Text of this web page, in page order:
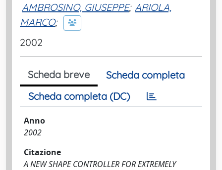
AMBROSINO, GIUSEPPE; ARIOLA,
MARCO;
2002
Scheda breve
Scheda completa
Scheda completa (DC)
Anno
2002
Citazione
A NEW SHAPE CONTROLLER FOR EXTREMELY